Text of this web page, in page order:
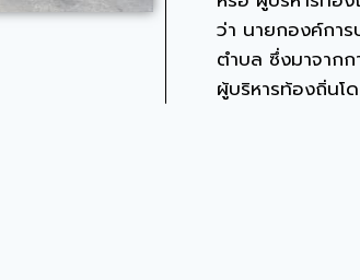
ว่า นายกองค์การ
ตำบล ซึ่งมาจากก
ผู้บริหารท้องถิ่น